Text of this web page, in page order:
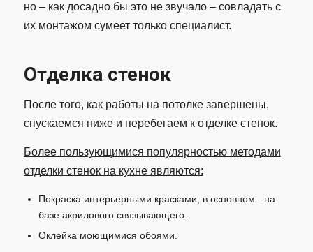
но – как досадно бы это не звучало – совладать с
их монтажом сумеет только специалист.
Отделка стенок
После того, как работы на потолке завершены,
спускаемся ниже и перебегаем к отделке стенок.
Более пользующимися популярностью методами
отделки стенок на кухне являются:
Покраска интерьерными красками, в основном -на
базе акрилового связывающего.
Оклейка моющимися обоями.